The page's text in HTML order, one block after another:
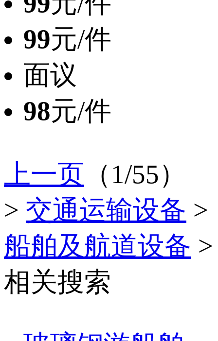
99元/件
面议
98元/件
上一页 （1/55）
> 交通运输设备 >
船舶及航道设备 >
相关搜索